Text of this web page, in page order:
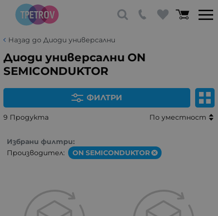
Назад до Диоди универсални
Диоди универсални ON
SEMICONDUKTOR
ФИЛТРИ
9 Продукта По уместност
Избрани филтри:
Производител:
ON SEMICONDUKTOR